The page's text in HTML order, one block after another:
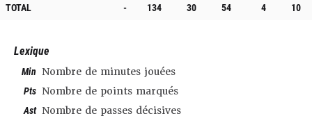
TOTAL
- 134 30 54 4 10
Lexique
Min Nombre de minutes jouées
Pts Nombre de points marqués
Ast Nombre de passes décisives